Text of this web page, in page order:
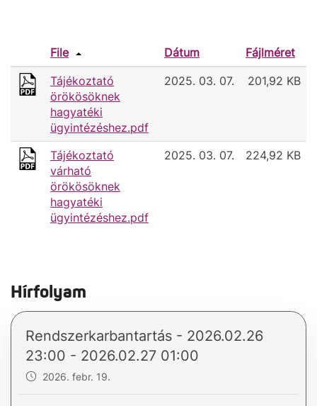
File Dátum
Fájlméret
Tájékoztató
örökösöknek
hagyatéki
ügyintézéshez.pdf
2025. 03. 07. 201,92 KB
Tájékoztató
várható
örökösöknek
hagyatéki
ügyintézéshez.pdf
2025. 03. 07. 224,92 KB
Hírfolyam
Rendszerkarbantartás - 2026.02.26
23:00 - 2026.02.27 01:00
2026. febr. 19.